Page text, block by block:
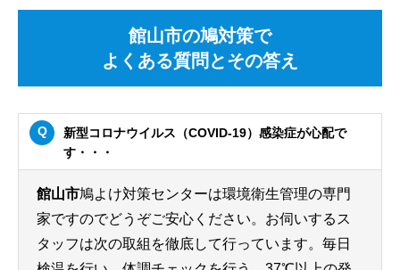
館山市の鳩対策で
よくある質問とその答え
新型コロナウイルス（COVID-19）感染症が心配で
す・・・
館山市鳩よけ対策センターは環境衛生管理の専門
家ですのでどうぞご安心ください。お伺いするス
タッフは次の取組を徹底して行っています。毎日